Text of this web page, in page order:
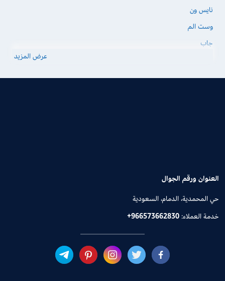
نايس ون
وست الم
جاب
عرض المزيد
العنوان ورقم الجوال
حي المحمدية، الدمام، السعودية
خدمة العملاء:+966573662830